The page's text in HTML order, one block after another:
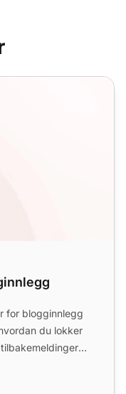
for blogginnlegg
du lokker